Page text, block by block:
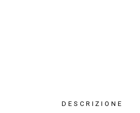
DESCRIZIONE